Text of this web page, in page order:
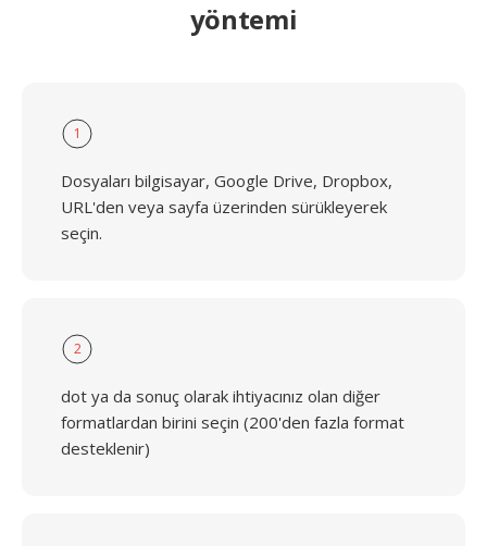
yöntemi
1
Dosyaları bilgisayar, Google Drive, Dropbox,
URL'den veya sayfa üzerinden sürükleyerek
seçin.
2
dot ya da sonuç olarak ihtiyacınız olan diğer
formatlardan birini seçin (200'den fazla format
desteklenir)